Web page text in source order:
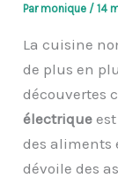
Parmonique /14
La cuisine
de plus en
découvertes
électrique
des aliments
dévoile des